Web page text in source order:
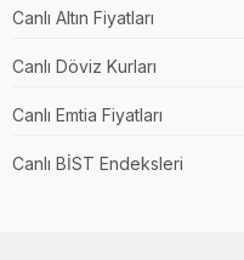
Canlı Altın Fiyatları
Canlı Döviz Kurları
Canlı Emtia Fiyatları
Canlı BİST Endeksleri